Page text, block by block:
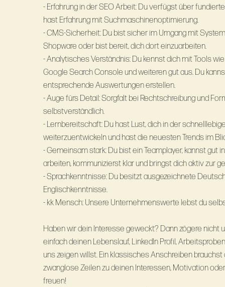
- Erfahrung in der SEO Arbeit: Du verfügst über
hast Erfahrung mit Suchmaschinenoptimierung.
- CMS-Sicherheit: Du bist sicher im Umgang mit
Shopware oder bist bereit, dich dort einzuarbeiten.
- Analytisches Verständnis: Du kennst dich mit Tools
Google Search Console und weiteren gut aus. Du
entsprechende Auswertungen erstellen.
- Auge fürs Detail: Sorgfalt bei Rechtschreibung und
selbstverständlich.
- Lernbereitschaft: Du hast Lust, dich in der
weiterzuentwickeln und hast die neuesten Trends im
- Gemeinsam stark: Du bist ein Teamplayer, kannst gut
arbeiten, kommunizierst klar und bringst dich aktiv zur
- Sprachkenntnisse: Du besitzt ausgezeichnete
Englischkenntnisse.
- kk Mensch: Unsere Unternehmenswerte lebst du
Haben wir dein Interesse geweckt? Dann zögere nicht
einfach deinen Lebenslauf, LinkedIn Profil,
uns zeigen willst. Ein klassisches Anschreiben brauchst
zwanglose Zeilen zu deinen Interessen, Motivation
freuen!